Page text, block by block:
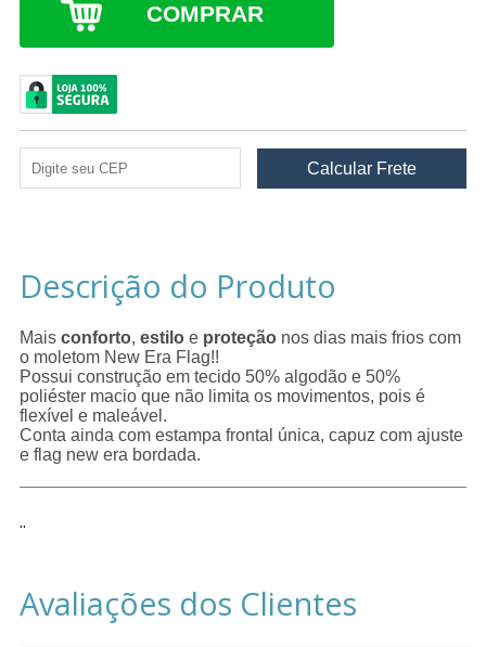
COMPRAR
Descrição do Produto
Mais conforto, estilo e proteção nos dias mais frios com
o moletom New Era Flag!!
Possui construção em tecido 50% algodão e 50%
poliéster macio que não limita os movimentos, pois é
flexível e maleável.
Conta ainda com estampa frontal única, capuz com ajuste
e flag new era bordada.
..
Avaliações dos Clientes